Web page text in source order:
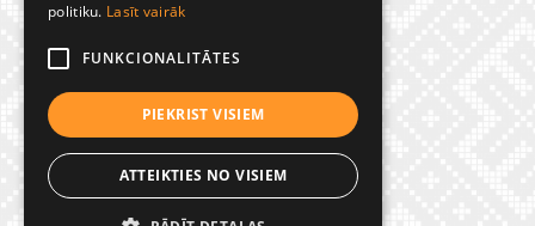
politiku. Lasīt vairāk
FUNKCIONALITĀTES
PIEKRIST VISIEM
ATTEIKTIES NO VISIEM